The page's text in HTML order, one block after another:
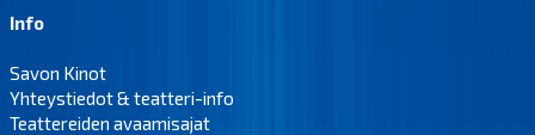
Info
Savon Kinot
Yhteystiedot & teatteri-info
Teattereiden avaamisajat